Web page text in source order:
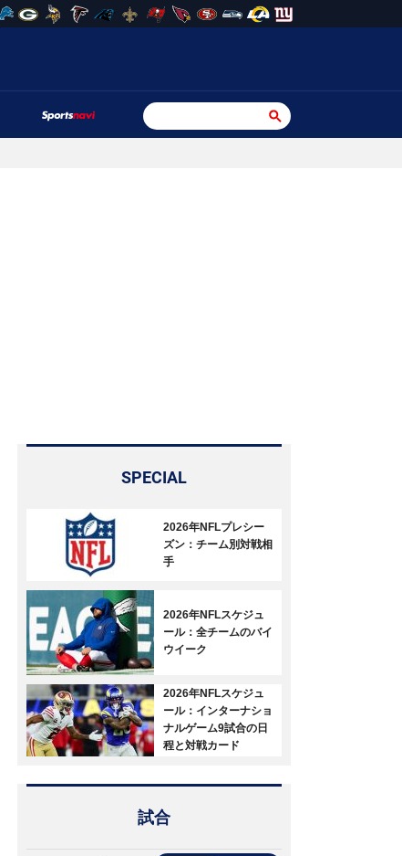
SPECIAL
2026年NFLプレシー
ズン：チーム別対戦相
手
2026年NFLスケジュ
ール：全チームのバイ
ウイーク
2026年NFLスケジュ
ール：インターナショ
ナルゲーム9試合の日
程と対戦カード
試合